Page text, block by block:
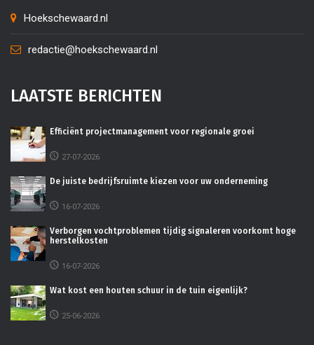
Hoekschewaard.nl
redactie@hoekschewaard.nl
LAATSTE BERICHTEN
Efficiënt projectmanagement voor regionale groei
27-07-2026
De juiste bedrijfsruimte kiezen voor uw onderneming
16-07-2026
Verborgen vochtproblemen tijdig signaleren voorkomt hoge
herstelkosten
16-07-2026
Wat kost een houten schuur in de tuin eigenlijk?
25-06-2026